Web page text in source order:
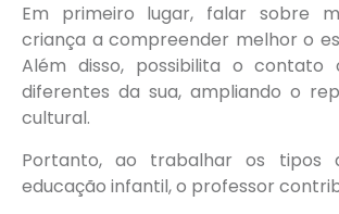
Em primeiro lugar, falar sobre
criança a compreender melhor o
Além disso, possibilita o contato
diferentes da sua, ampliando o
cultural.
Portanto, ao trabalhar os tipos
educação infantil, o professor